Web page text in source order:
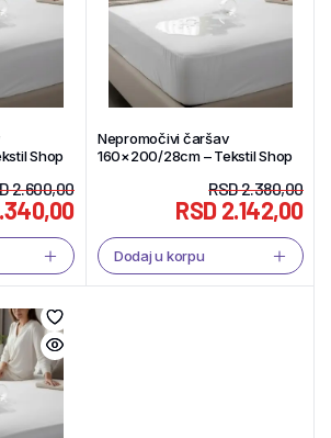
Shop
2.600,00
Nepromočivi čaršav
160×200/28cm – Tekstil Shop
RSD2.380,00
RSD2.142,00
Dodaj u korpu